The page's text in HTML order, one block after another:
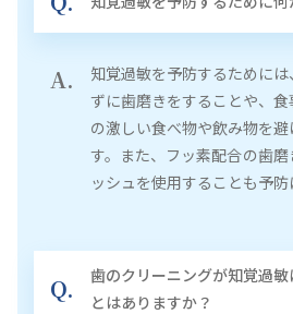
A.
知覚過敏を予防するために
ずに歯磨きをすることや、
の激しい食べ物や飲み物を
す。また、フッ素配合の歯
ッシュを使用することも予防
Q.
歯のクリーニングが知覚過
とはありますか？